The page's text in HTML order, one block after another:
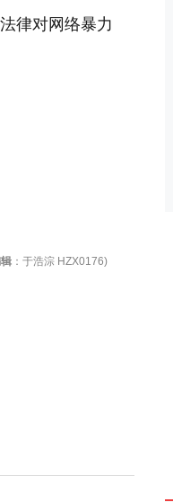
律对网络暴力
：于浩淙 HZX0176)